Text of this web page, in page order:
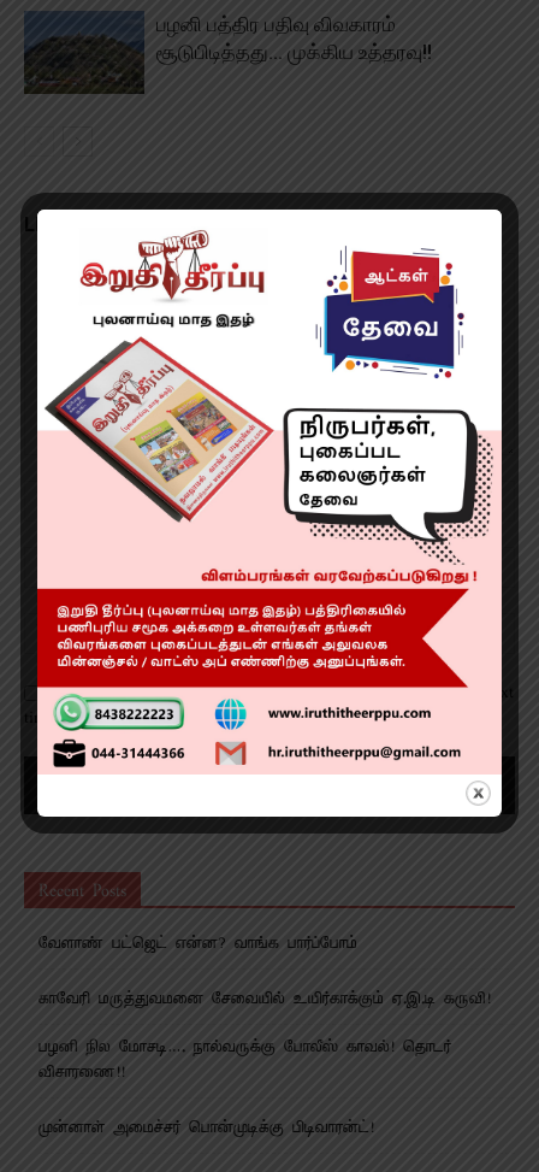
பழனி பத்திர பதிவு விவகாரம்
சூடுபிடித்தது… முக்கிய உத்தரவு!!
LEAVE A REPLY
Save my name, email, and website in this browser for the next
time I comment.
Recent Posts
வேளாண் பட்ஜெட் என்ன? வாங்க பார்ப்போம்
காவேரி மருத்துவமனை சேவையில் உயிர்காக்கும் ஏ.இ.டி கருவி!
பழனி நில மோசடி…. நால்வருக்கு போலீஸ் காவல்! தொடர்
விசாரணை!!
முன்னாள் அமைச்சர் பொன்முடிக்கு பிடிவாரன்ட்!